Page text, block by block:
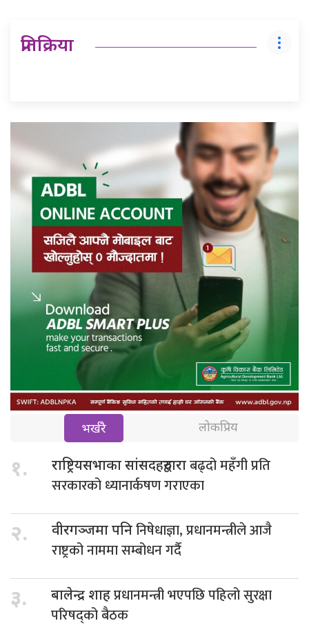
प्रतिक्रिया
भर्खरै लोकप्रिय
१. राष्ट्रियसभाका सांसदहरुद्वाराबढ्दो महँगी प्रति
सरकारको ध्यानार्कषण गराएका
२. वीरगञ्जमा पनिनिषेधाज्ञा, प्रधानमन्त्रीले आजै
राष्ट्रको नाममा सम्बोधन गर्दै
३. बालेन्द्र शाहप्रधानमन्त्री भएपछि पहिलो सुरक्षा
परिषद्को बैठक